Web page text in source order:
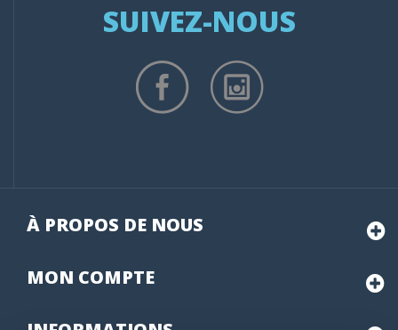
SUIVEZ-NOUS
À PROPOS DE NOUS
MON COMPTE